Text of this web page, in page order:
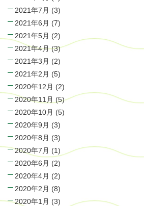
2021年7月 (3)
2021年6月 (7)
2021年5月 (2)
2021年4月(3)
2021年3月 (2)
2021年2月 (5)
2020年12月 (2)
2020年11月 (5)
2020年10月 (5)
2020年9月 (3)
2020年8月 (3)
2020年7月 (1)
2020年6月 (2)
2020年4月 (2)
2020年2月 (8)
2020年1月 (3)